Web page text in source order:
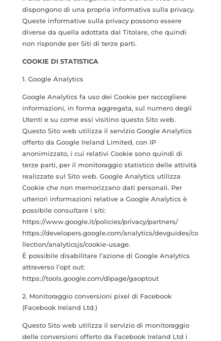
dispongono di una propria informativa sulla privacy.
Queste informative sulla privacy possono essere
diverse da quella adottata dal Titolare, che quindi
non risponde per Siti di terze parti.
COOKIE DI STATISTICA
1. Google Analytics
Google Analytics fa uso dei Cookie per raccogliere
informazioni, in forma aggregata, sul numero degli
Utenti e su come essi visitino questo Sito web.
Questo Sito web utilizza il servizio Google Analytics
offerto da Google Ireland Limited, con IP
anonimizzato, i cui relativi Cookie sono quindi di
terze parti, per il monitoraggio statistico delle attività
realizzate sul Sito web. Google Analytics utilizza
Cookie che non memorizzano dati personali. Per
ulteriori informazioni relative a Google Analytics è
possibile consultare i siti:
https://www.google.it/policies/privacy/partners/
https://developers.google.com/analytics/devguides/co
llection/analyticsjs/cookie-usage.
È possibile disabilitare l’azione di Google Analytics
attraverso l’opt out:
https://tools.google.com/dlpage/gaoptout
2. Monitoraggio conversioni pixel di Facebook
(Facebook Ireland Ltd.)
Questo Sito web utilizza il servizio di monitoraggio
delle conversioni offerto da Facebook Ireland Ltd i